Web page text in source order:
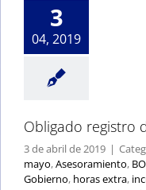
3
04, 2019
Obligado registro
3 de abril de 2019 |
mayo,Asesoramiento,
Gobierno, horas extra,